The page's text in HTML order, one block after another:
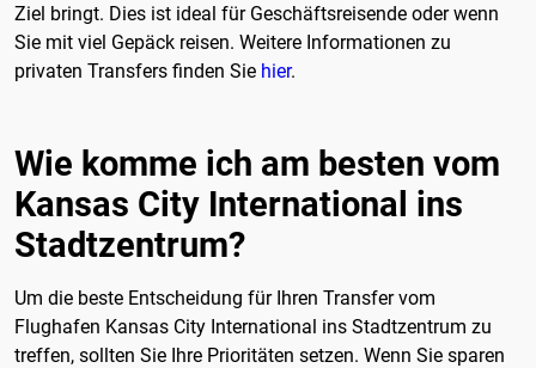
Ziel bringt. Dies ist ideal für Geschäftsreisende oder wenn
Sie mit viel Gepäck reisen. Weitere Informationen zu
privaten Transfers finden Sie hier.
Wie komme ich am besten vom
Kansas City International ins
Stadtzentrum?
Um die beste Entscheidung für Ihren Transfer vom
Flughafen Kansas City International ins Stadtzentrum zu
treffen, sollten Sie Ihre Prioritäten setzen. Wenn Sie sparen